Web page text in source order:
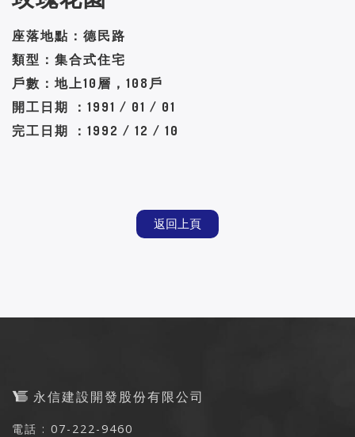
座落地點：德民路
類型：集合式住宅
戶數：地上10層，108戶
開工日期 ：1991 / 01 / 01
完工日期 ：1992 / 12 / 10
返回上頁
永信建設開發股份有限公司
電話 : 07-222-9460